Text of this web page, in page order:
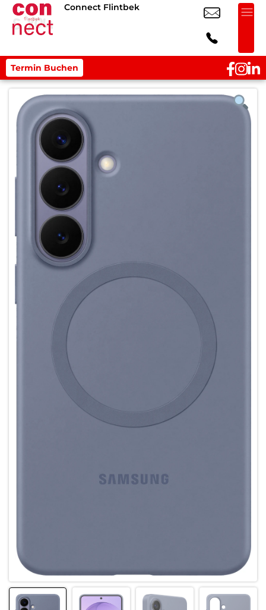
Connect Flintbek
Termin Buchen